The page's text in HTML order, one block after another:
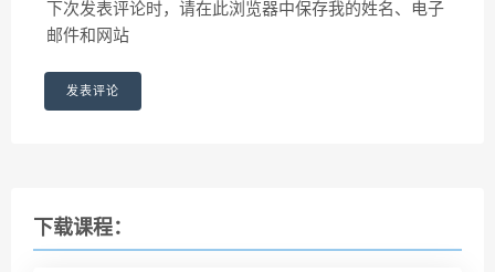
下次发表评论时，请在此浏览器中保存我的姓名、电子
邮件和网站
下载课程：